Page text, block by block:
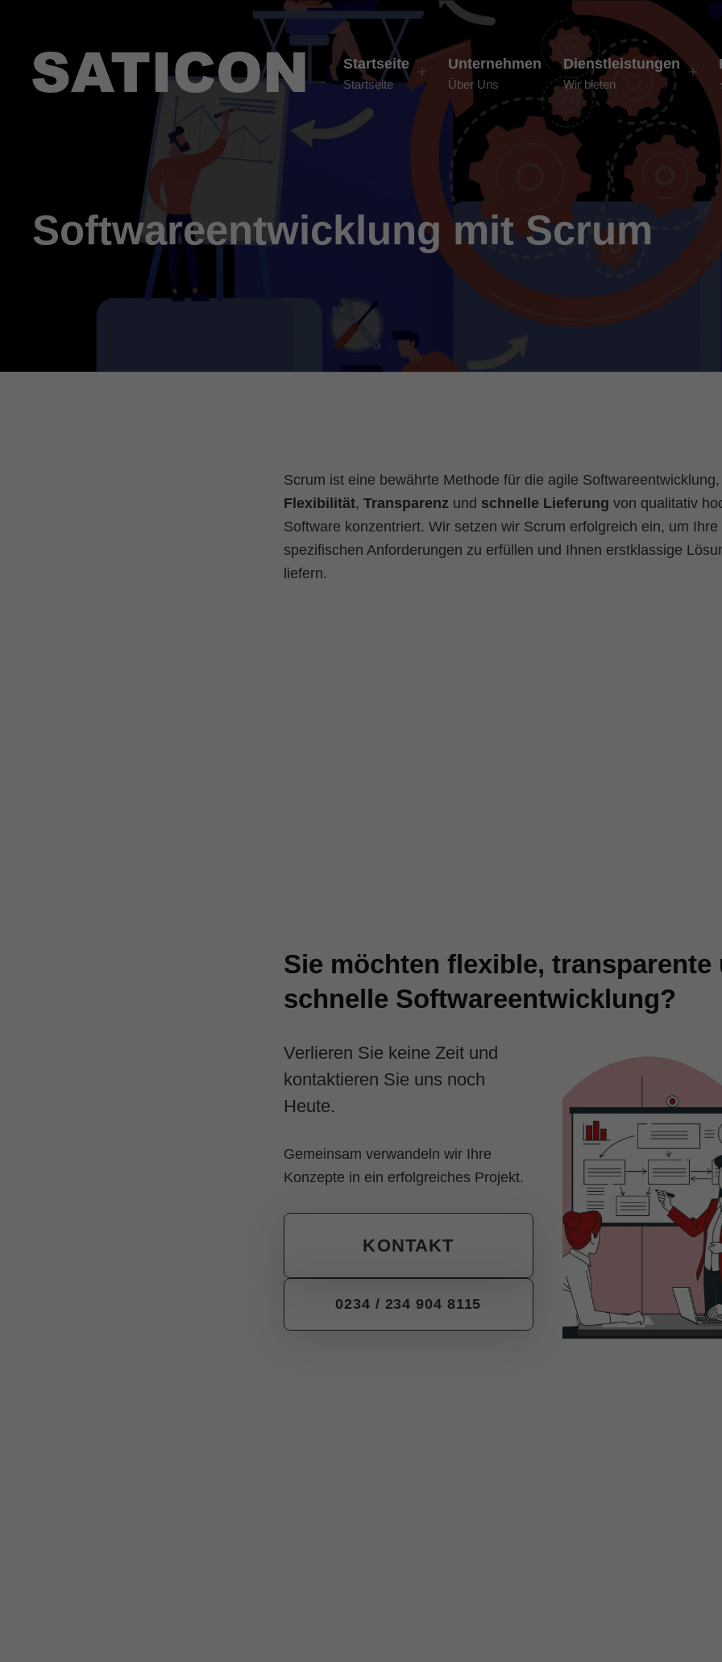
Startseite
Startseite
Unternehmen
Über Uns
Dienstleistungen
Wir bieten
Softwareentwicklung mit Scrum
Scrum ist eine bewährte Methode für die agile
Flexibilität, Transparenz und schnelle Lieferung von qualitativ
Software konzentriert. Wir setzen wir Scrum erfolgreich ein, um Ihre
spezifischen Anforderungen zu erfüllen und Ihnen erstklassige
liefern.
Sie möchten flexible, transparente
schnelle Softwareentwicklung?
Verlieren Sie keine Zeit und
kontaktieren Sie uns noch
Heute.
Gemeinsam verwandeln wir Ihre
Konzepte in ein erfolgreiches Projekt.
KONTAKT
0234 / 234 904 8115